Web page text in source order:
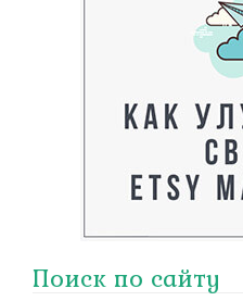
Поиск по сайту